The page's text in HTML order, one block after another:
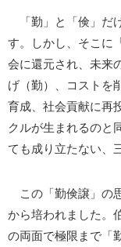
「勤」と「倹」だ
す。しかし、そこに
会に還元され、未来
げ（勤）、コストを
育成、社会貢献に再
クルが生まれるのと
ても成り立たない、
この「勤倹譲」の
から培われました。
の両面で極限まで「